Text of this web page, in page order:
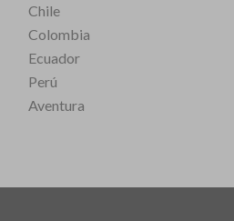
Chile
Colombia
Ecuador
Perú
Aventura